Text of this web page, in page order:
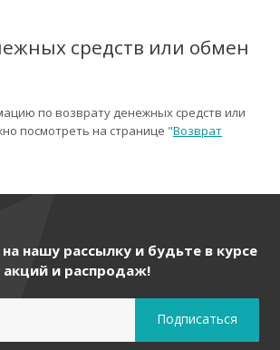
средств или обмен
по возврату денежных средств или
посмотреть на странице "Возврат
нашу рассылку и будьте в курсе
акций и распродаж!